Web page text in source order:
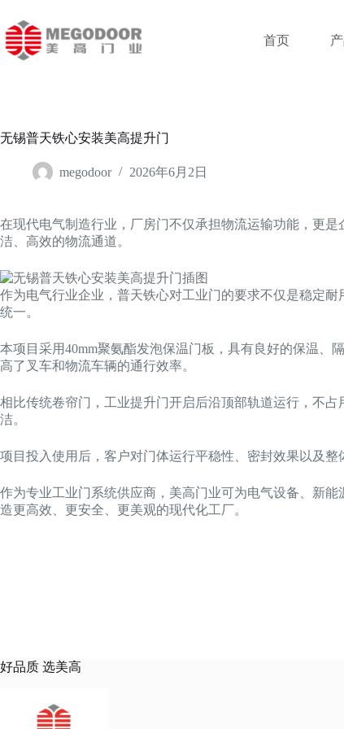
至
内
容
首页
无锡普天铁心安装美高提升门
megodoor 2026年6月2日
在现代电气制造行业，厂房门不仅承担物流运输功能，更
洁、高效的物流通道。
作为电气行业企业，普天铁心对工业门的要求不仅是稳定
统一。
本项目采用40mm聚氨酯发泡保温门板，具有良好的保温
高了叉车和物流车辆的通行效率。
相比传统卷帘门，工业提升门开启后沿顶部轨道运行，不
洁。
项目投入使用后，客户对门体运行平稳性、密封效果以及
作为专业工业门系统供应商，美高门业可为电气设备、新
造更高效、更安全、更美观的现代化工厂。
好品质 选美高